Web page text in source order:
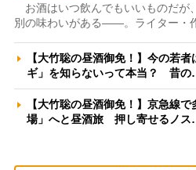
お酒はいつ飲んでもいいものだが
別の味わいがある――。ライター・
【大竹聡の昼酒御免！】今の若
ギ」を知らないって本当？ 昔
【大竹聡の昼酒御免！】京急線
場」へと昼酒旅 押し寄せるノ